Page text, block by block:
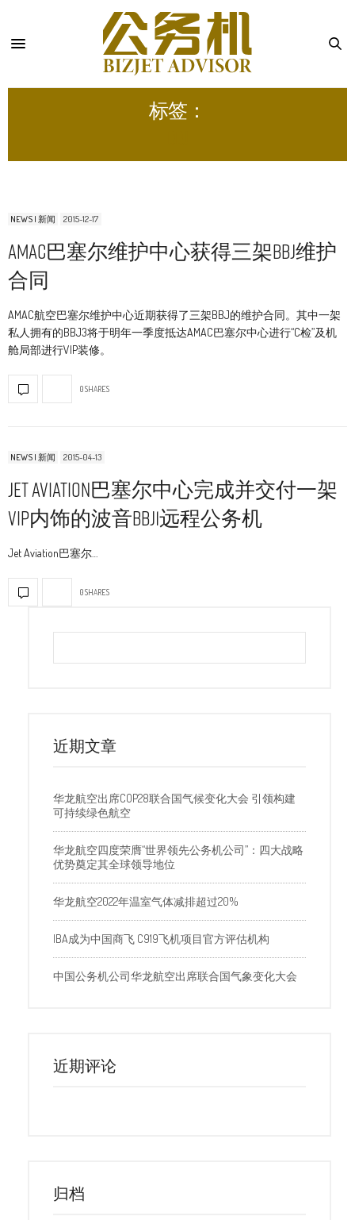
标签：
NEWS | 新闻 2015-12-17
AMAC巴塞尔维护中心获得三架BBJ维护
合同
AMAC航空巴塞尔维护中心近期获得了三架BBJ的维护合同。其中一架
私人拥有的BBJ3将于明年一季度抵达AMAC巴塞尔中心进行“C检”及机
舱局部进行VIP装修。
0 SHARES
NEWS | 新闻 2015-04-13
Jet Aviation巴塞尔中心完成并交付一架
VIP内饰的波音BBJ1远程公务机
Jet Aviation巴塞尔…
0 SHARES
近期文章
华龙航空出席COP28联合国气候变化大会 引领构建
可持续绿色航空
华龙航空四度荣膺“世界领先公务机公司”：四大战略
优势奠定其全球领导地位
华龙航空2022年温室气体减排超过20%
IBA成为中国商飞 C919飞机项目官方评估机构
中国公务机公司华龙航空出席联合国气象变化大会
近期评论
归档